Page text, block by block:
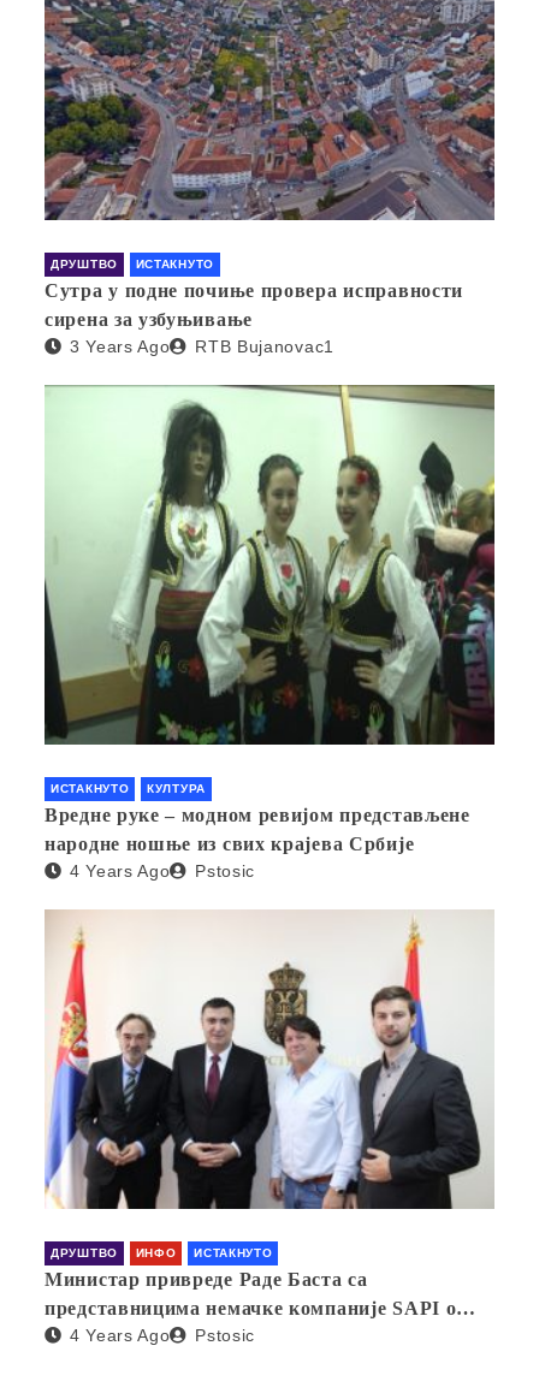
ДРУШТВО ИСТАКНУТО
Сутра у подне почиње провера исправности
сирена за узбуњивање
3 Years Ago RTB Bujanovac1
ИСТАКНУТО КУЛТУРА
Вредне руке – модном ревијом представљене
народне ношње из свих крајева Србије
4 Years Ago Pstosic
ДРУШТВО ИНФО ИСТАКНУТО
Министар привреде Раде Баста са
представницима немачке компаније SAPI о
отварању фабрике у Србији
4 Years Ago Pstosic